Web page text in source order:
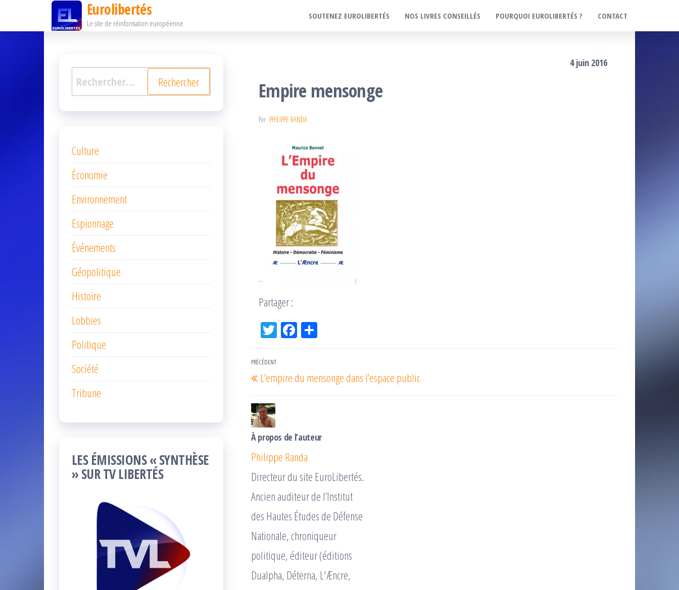
ce
Eurolibertés
Le site de réinformation européenne
SOUTENEZ EUROLIBERTÉS NOS LIVRES CONSEILLÉS POURQUOI EUROLIBERTÉS ? CONTACT
4 juin 2016
Empire mensonge
Par PHILIPPE RANDA
Partager :
Tw Fac
k r
Navigation
de
Article
précédent
PRÉCÉDENT
L’empire du mensonge dans l’espace public
À propos de l’auteur
Philippe Randa
Directeur du site EuroLibertés.
Ancien auditeur de l’Institut
des Hautes Études de Défense
Nationale, chroniqueur
politique, éditeur (éditions
Dualpha, Déterna, L'Æncre,
Rechercher :
Culture
Économie
Environnement
Espionnage
Événements
Géopolitique
Histoire
Lobbies
Politique
Société
Tribune
LES ÉMISSIONS « SYNTHÈSE
» SUR TV LIBERTÉS